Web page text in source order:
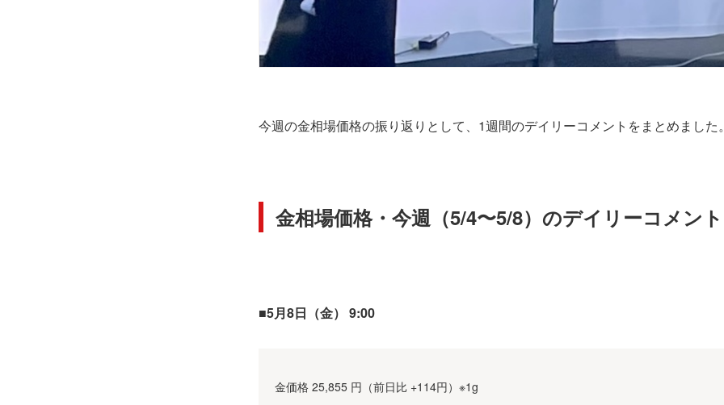
今週の金相場価格の振り返りとして、1週間のデイリーコメントをまとめました
金相場価格・今週（5/4〜5/8）のデイリーコメント
■5月8日（金） 9:00
金価格 25,855 円（前日比 +114円）※1g